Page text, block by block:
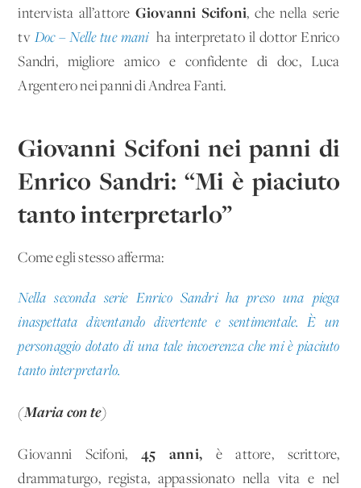
intervista all’attore Giovanni Scifoni, che nella serie
tv Doc – Nelle tue maniha interpretato il dottor Enrico
Sandri, migliore amico e confidente di doc, Luca
Argentero nei panni di Andrea Fanti.
Giovanni Scifoni nei panni di
Enrico Sandri: “Mi è piaciuto
tanto interpretarlo”
Come egli stesso afferma:
Nella seconda serie Enrico Sandri ha preso una piega
inaspettata diventando divertente e sentimentale. È un
personaggio dotato di una tale incoerenza che mi è piaciuto
tanto interpretarlo.
(Maria con te)
Giovanni Scifoni, 45 anni,è attore, scrittore,
drammaturgo, regista, appassionato nella vita e nel